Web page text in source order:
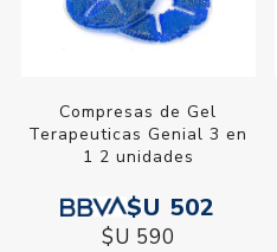
Compresas de Gel
Terapeuticas Genial 3 en
1 2 unidades
$U 502
$U 590